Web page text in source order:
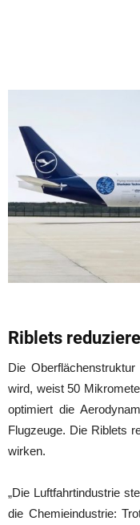
Riblets
Die
wird, weist 50
optimiert die
Flugzeuge. Die Riblets
wirken.
„Die Luftfahrtindustrie
die Chemieindustrie: